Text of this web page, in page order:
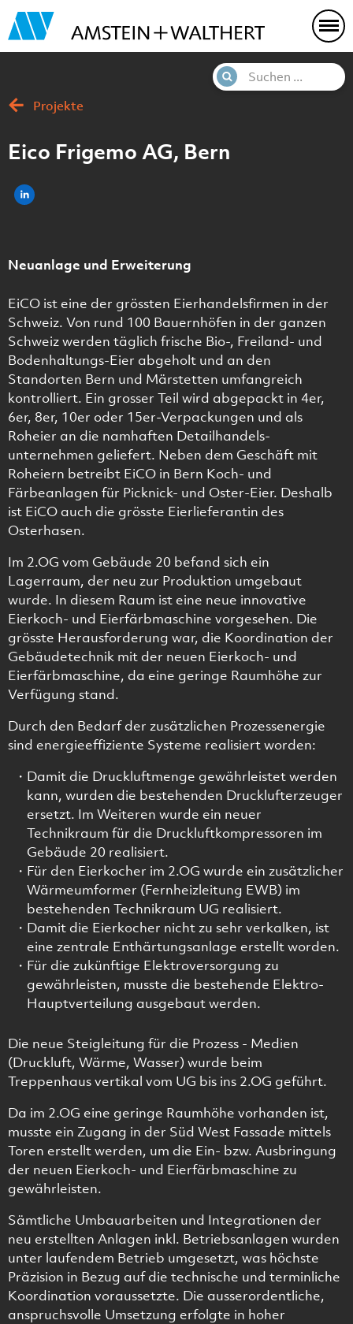
Projekte
Eico Frigemo AG, Bern
Neuanlage und Erweiterung
EiCO ist eine der grössten Eierhandelsfirmen in der
Schweiz. Von rund 100 Bauernhöfen in der ganzen
Schweiz werden täglich frische Bio-, Freiland- und
Bodenhaltungs-Eier abgeholt und an den
Standorten Bern und Märstetten umfangreich
kontrolliert. Ein grosser Teil wird abgepackt in 4er,
6er, 8er, 10er oder 15er-Verpackungen und als
Roheier an die namhaften Detailhandels-
unternehmen geliefert. Neben dem Geschäft mit
Roheiern betreibt EiCO in Bern Koch- und
Färbeanlagen für Picknick- und Oster-Eier. Deshalb
ist EiCO auch die grösste Eierlieferantin des
Osterhasen.
Im 2.OG vom Gebäude 20 befand sich ein
Lagerraum, der neu zur Produktion umgebaut
wurde. In diesem Raum ist eine neue innovative
Eierkoch- und Eierfärbmaschine vorgesehen. Die
grösste Herausforderung war, die Koordination der
Gebäudetechnik mit der neuen Eierkoch- und
Eierfärbmaschine, da eine geringe Raumhöhe zur
Verfügung stand.
Durch den Bedarf der zusätzlichen Prozessenergie
sind energieeffiziente Systeme realisiert worden:
Damit die Druckluftmenge gewährleistet werden
kann, wurden die bestehenden Drucklufterzeuger
ersetzt. Im Weiteren wurde ein neuer
Technikraum für die Druckluftkompressoren im
Gebäude 20 realisiert.
Für den Eierkocher im 2.OG wurde ein zusätzlicher
Wärmeumformer (Fernheizleitung EWB) im
bestehenden Technikraum UG realisiert.
Damit die Eierkocher nicht zu sehr verkalken, ist
eine zentrale Enthärtungsanlage erstellt worden.
Für die zukünftige Elektroversorgung zu
gewährleisten, musste die bestehende Elektro-
Hauptverteilung ausgebaut werden.
Die neue Steigleitung für die Prozess - Medien
(Druckluft, Wärme, Wasser) wurde beim
Treppenhaus vertikal vom UG bis ins 2.OG geführt.
Da im 2.OG eine geringe Raumhöhe vorhanden ist,
musste ein Zugang in der Süd West Fassade mittels
Toren erstellt werden, um die Ein- bzw. Ausbringung
der neuen Eierkoch- und Eierfärbmaschine zu
gewährleisten.
Sämtliche Umbauarbeiten und Integrationen der
neu erstellten Anlagen inkl. Betriebsanlagen wurden
unter laufendem Betrieb umgesetzt, was höchste
Präzision in Bezug auf die technische und terminliche
Koordination voraussetzte. Die ausserordentliche,
anspruchsvolle Umsetzung erfolgte in hoher